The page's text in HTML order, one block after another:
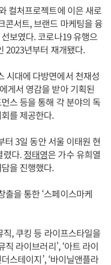
컬처프로젝트에 이은 새로
콘서트, 브랜드 마케팅을 융
보였다. 코로나19 유행으
2023년부터 재개됐다.
시대에 다방면에서 천재성
게서 영감을 받아 기획된
스 등을 통해 각 분야의 독
를 제공한다.
3일 동안 서울 이태원 현
렸다.정태영은 가수 유희열
을 진행했다.
을 통한 ‘스페이스마케
, 쿠킹 등 라이프스타일을
직 라이브러리’, ‘아트 라이
스테이지’, ‘바이닐앤플라